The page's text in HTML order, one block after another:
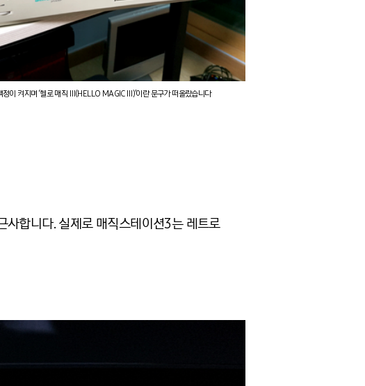
이 켜지며 ‘헬로 매직 Ⅲ(HELLO MAGIC Ⅲ)’이란 문구가 떠올랐습니다
사합니다. 실제로 매직스테이션3는 레트로